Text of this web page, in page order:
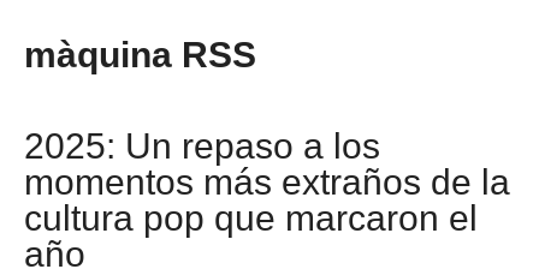
màquina RSS
2025: Un repaso a los
momentos más extraños de la
cultura pop que marcaron el
año